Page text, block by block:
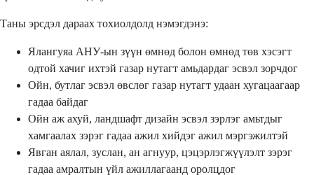
Таны эрсдэл дараах тохиолдолд нэмэгдэнэ:
Ялангуяа АНУ-ын зүүн өмнөд болон өмнөд төв хэсэгт
одтой хачиг ихтэй газар нутагт амьдардаг эсвэл зорчдог
Ойн, бутлаг эсвэл өвслөг газар нутагт удаан хугацаагаар
гадаа байдаг
Ойн аж ахуй, ландшафт дизайн эсвэл зэрлэг амьтдыг
хамгаалах зэрэг гадаа ажил хийдэг ажил мэргэжилтэй
Явган аялал, зуслан, ан агнуур, цэцэрлэгжүүлэлт зэрэг
гадаа амралтын үйл ажиллагаанд оролцдог